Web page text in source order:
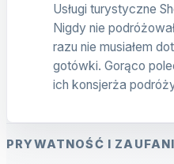
Usługi turystyczne
Nigdy nie
razu nie musiałem
gotówki. Gorąco
ich konsjerża
PRYWATNOŚĆ I